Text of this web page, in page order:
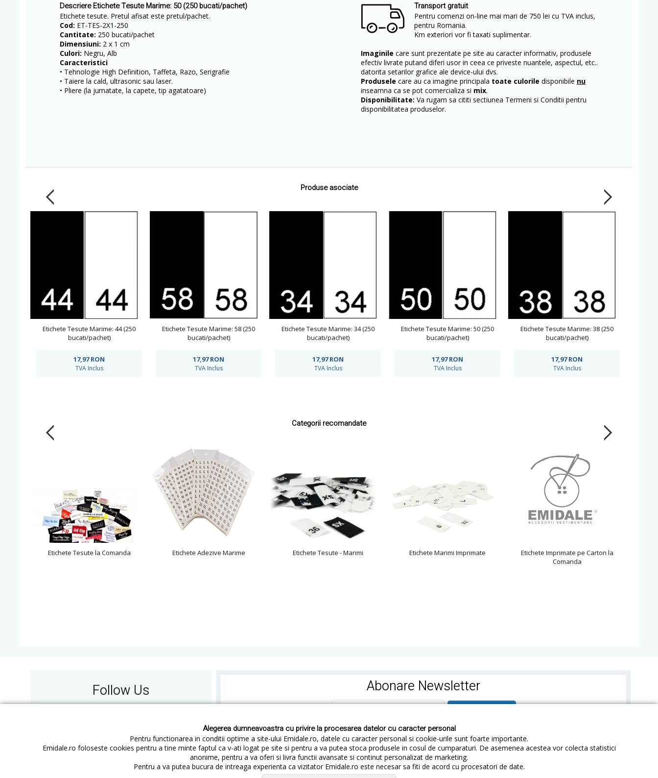
Alegerea dumneavoastra cu privire la procesarea datelor cu caracter personal
Pentru functionarea in conditii optime a site-ului Emidale.ro, datele cu caracter personal si cookie-urile sunt foarte importante.
Emidale.ro foloseste cookies pentru a tine minte faptul ca v-ati logat pe site si pentru a va putea stoca produsele in cosul de cumparaturi. De asemenea acestea vor colecta statistici
anonime, pentru a va oferi si livra functii avansate si continut personalizat de marketing.
Pentru a va putea bucura de intreaga experienta ca vizitator Emidale.ro este necesar sa fiti de acord cu procesatori de date.
Descriere Etichete Tesute Marime: 50 (250 bucati/pachet)
Etichete tesute. Pretul afisat este pretul/pachet.
Cod: ET-TES-2X1-250
Cantitate: 250 bucati/pachet
Dimensiuni: 2 x 1 cm
Culori: Negru, Alb
Caracteristici
• Tehnologie High Definition, Taffeta, Razo, Serigrafie
• Taiere la cald, ultrasonic sau laser.
• Pliere (la jumatate, la capete, tip agatatoare)
Transport gratuit
Pentru comenzi on-line mai mari de 750 lei cu TVA inclus,
pentru Romania.
Km exteriori vor fi taxati suplimentar.
Imaginile care sunt prezentate pe site au caracter informativ, produsele
efectiv livrate putand diferi usor in ceea ce priveste nuantele, aspectul, etc..
datorita setarilor grafice ale device-ului dvs.
Produsele care au ca imagine principala toate culorile disponibile nu
inseamna ca se pot comercializa si mix.
Disponibilitate: Va rugam sa cititi sectiunea Termeni si Conditii pentru
disponibilitatea produselor.
Produse asociate
Etichete Tesute Marime: 44 (250
bucati/pachet)
17,97RON
TVA Inclus
Etichete Tesute Marime: 58 (250
bucati/pachet)
17,97RON
TVA Inclus
Etichete Tesute Marime: 34 (250
bucati/pachet)
17,97RON
TVA Inclus
Etichete Tesute Marime: 50 (250
bucati/pachet)
17,97RON
TVA Inclus
Etichete Tesute Marime: 38 (250
bucati/pachet)
17,97RON
TVA Inclus
Categorii recomandate
Etichete Tesute la Comanda Etichete Adezive Marime Etichete Tesute - Marimi Etichete Marimi Imprimate
Etichete Imprimate pe Carton la
Comanda
Follow Us Abonare Newsletter
Cum cumperi Cum platesc Cum livram Cum returnezi Termeni si Conditii Confidentialitate Sitemap